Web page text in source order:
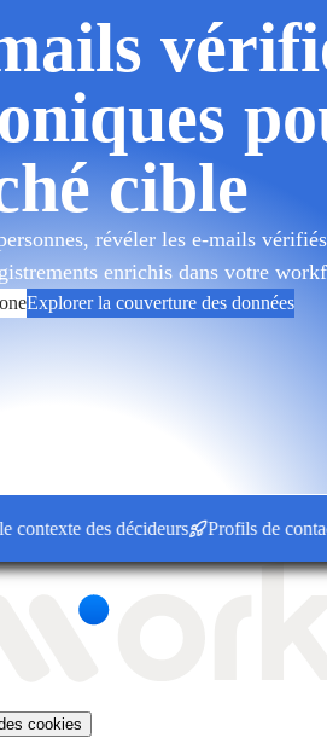
cible
révéler les e-mails
enrichis dans votre
Explorer la couverture des données
des décideurs Profils de contact
cookies